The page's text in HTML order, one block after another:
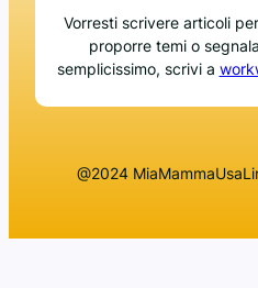
Vorresti scrivere articoli per
proporre temi o
semplicissimo, scrivi a
@2024